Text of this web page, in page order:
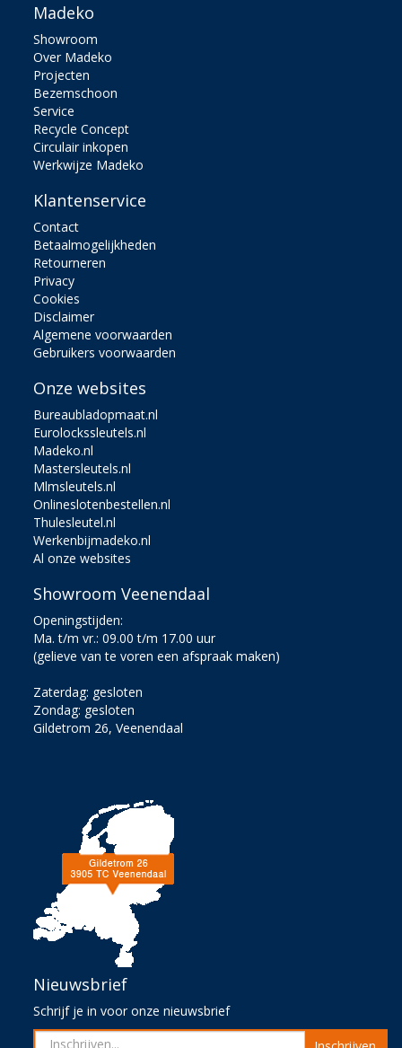
Madeko
Showroom
Over Madeko
Projecten
Bezemschoon
Service
Recycle Concept
Circulair inkopen
Werkwijze Madeko
Klantenservice
Contact
Betaalmogelijkheden
Retourneren
Privacy
Cookies
Disclaimer
Algemene voorwaarden
Gebruikers voorwaarden
Onze websites
Bureaubladopmaat.nl
Eurolockssleutels.nl
Madeko.nl
Mastersleutels.nl
Mlmsleutels.nl
Onlineslotenbestellen.nl
Thulesleutel.nl
Werkenbijmadeko.nl
Al onze websites
Showroom Veenendaal
Openingstijden:
Ma. t/m vr.: 09.00 t/m 17.00 uur
(gelieve van te voren een afspraak maken)
Zaterdag: gesloten
Zondag: gesloten
Gildetrom 26, Veenendaal
Nieuwsbrief
Schrijf je in voor onze nieuwsbrief